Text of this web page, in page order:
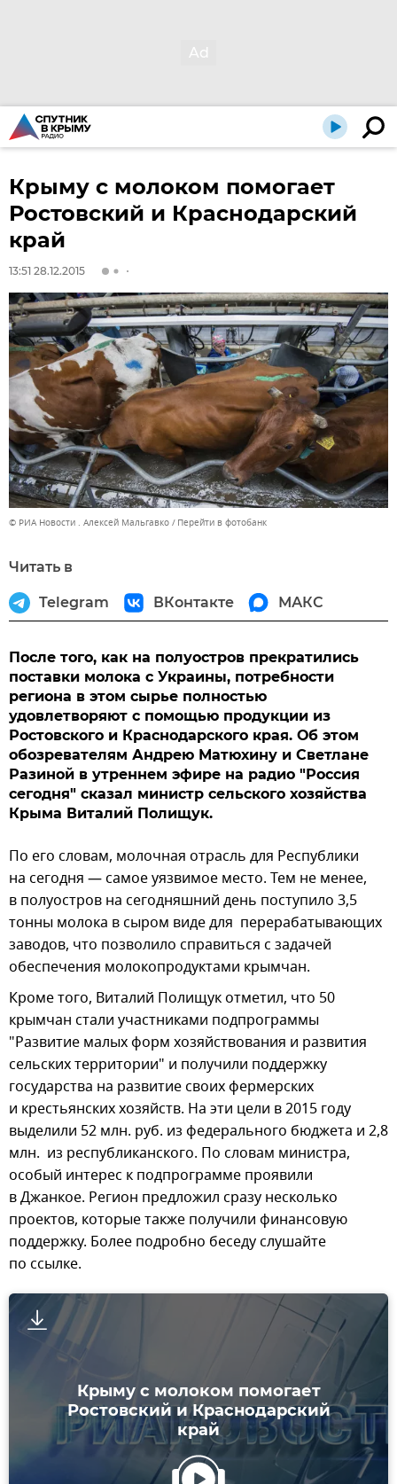
Крыму с молоком помогает
Ростовский и Краснодарский
край
13:51 28.12.2015
© РИА Новости . Алексей Мальгавко Перейти в фотобанк
Читать в
Telegram ВКонтакте МАКС
После того, как на полуостров прекратились
поставки молока с Украины, потребности
региона в этом сырье полностью
удовлетворяют с помощью продукции из
Ростовского и Краснодарского края. Об этом
обозревателям Андрею Матюхину и Светлане
Разиной в утреннем эфире на радио "Россия
сегодня" сказал министр сельского хозяйства
Крыма Виталий Полищук.
По его словам, молочная отрасль для Республики
на сегодня — самое уязвимое место. Тем не менее,
в полуостров на сегодняшний день поступило 3,5
тонны молока в сыром виде для перерабатывающих
заводов, что позволило справиться с задачей
обеспечения молокопродуктами крымчан.
Кроме того, Виталий Полищук отметил, что 50
крымчан стали участниками подпрограммы
"Развитие малых форм хозяйствования и развития
сельских территории" и получили поддержку
государства на развитие своих фермерских
и крестьянских хозяйств. На эти цели в 2015 году
выделили 52 млн. руб. из федерального бюджета и 2,8
млн. из республиканского. По словам министра,
особый интерес к подпрограмме проявили
в Джанкое. Регион предложил сразу несколько
проектов, которые также получили финансовую
поддержку. Более подробно беседу слушайте
по ссылке.
Крыму с молоком помогает
Ростовский и Краснодарский
край